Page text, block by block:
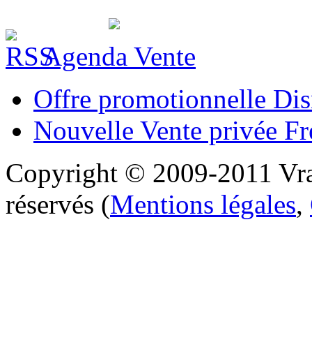
Agenda Vente
Offre promotionnelle
Nouvelle Vente privée
Copyright © 2009-2011
réservés (Mentions légales,